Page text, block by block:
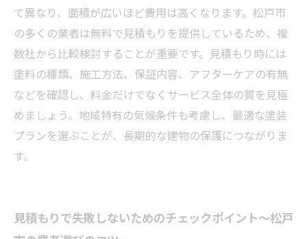
て異なり、面積が広いほど費用は高くなります。松戸市
の多くの業者は無料で見積もりを提供しているため、複
数社から比較検討することが重要です。見積もり時には
塗料の種類、施工方法、保証内容、アフターケアの有無
などを確認し、料金だけでなくサービス全体の質を見極
めましょう。地域特有の気候条件も考慮し、最適な塗装
プランを選ぶことが、長期的な建物の保護につながりま
す。
見積もりで失敗しないためのチェックポイント～松戸